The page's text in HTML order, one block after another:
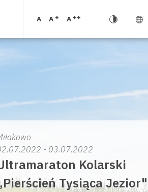
A A + A ++
- 03.07.2022
Kolarski
Tysiąca Jezior"